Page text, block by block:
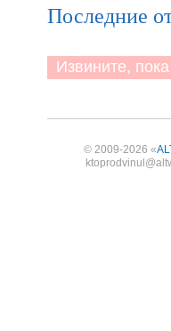
Последние
Извините,
© 2009-2026 «